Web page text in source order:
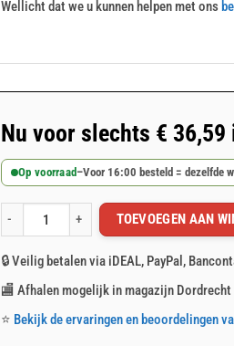
Wellicht dat we u kunnen helpen met ons
Nu voor slechts € 36,59
Op voorraad–Voor 16:00 besteld = dezelfde
Groen afdekzeil 6x10m 100gr/m² aantal
TOEVOEGEN AAN
🔒 Veilig betalen via iDEAL, PayPal,
🏬 Afhalen mogelijk in magazijn Dordrecht
⭐ Bekijk de ervaringen en beoordelingen